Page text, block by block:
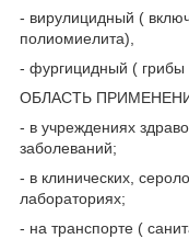
- вирулицидный (
полиомиелита),
- фургицидный ( грибы
ОБЛАСТЬ
- в учреждениях
заболеваний;
- в клинических,
лабораториях;
- на транспорте (